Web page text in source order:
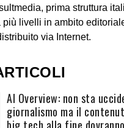
prima struttura
più livelli in ambito
via Internet.
AI Overview: non sta
giornalismo ma il